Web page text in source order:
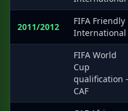
2011/2012
FIFA Friendly
International
FIFA World
Cup
qualification -
CAF